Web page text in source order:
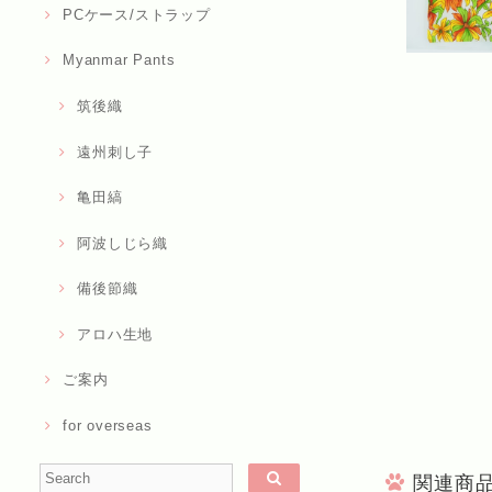
PCケース/ストラップ
Myanmar Pants
筑後織
遠州刺し子
亀田縞
阿波しじら織
備後節織
アロハ生地
ご案内
for overseas
関連商